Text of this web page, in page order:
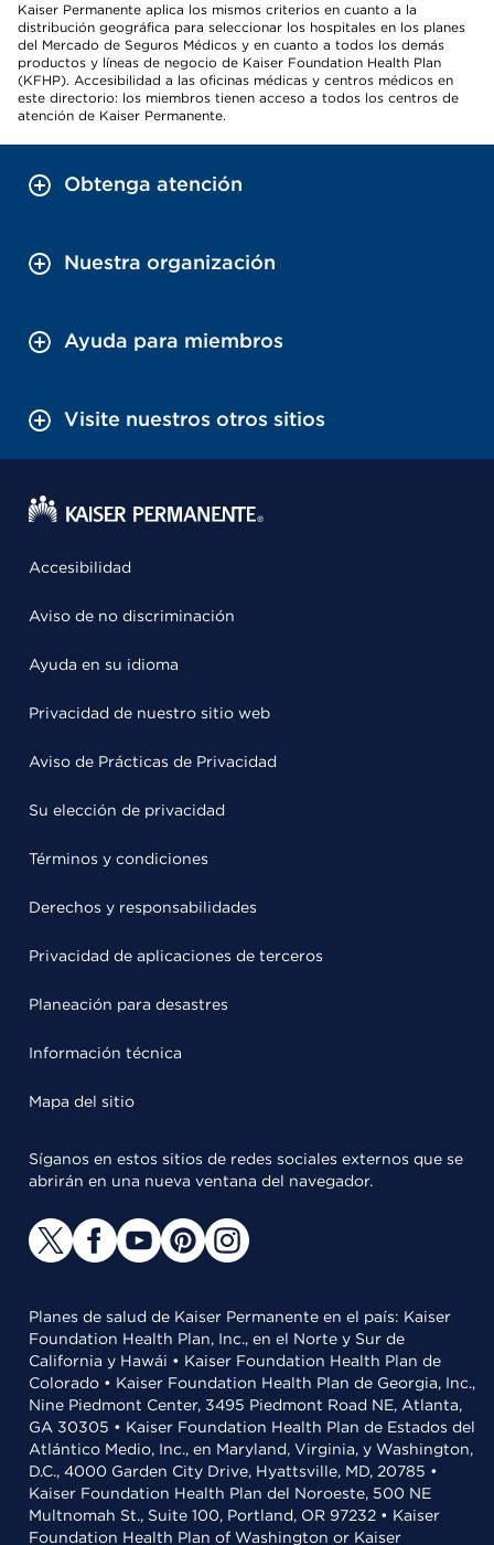
Kaiser Permanente aplica los mismos criterios en cuanto a la
distribución geográfica para seleccionar los hospitales en los planes
del Mercado de Seguros Médicos y en cuanto a todos los demás
productos y líneas de negocio de Kaiser Foundation Health Plan
(KFHP). Accesibilidad a las oficinas médicas y centros médicos en
este directorio: los miembros tienen acceso a todos los centros de
atención de Kaiser Permanente.
Obtenga atención
Nuestra organización
Ayuda para miembros
Visite nuestros otros sitios
Accesibilidad
Aviso de no discriminación
Ayuda en su idioma
Privacidad de nuestro sitio web
Aviso de Prácticas de Privacidad
Su elección de privacidad
Términos y condiciones
Derechos y responsabilidades
Privacidad de aplicaciones de terceros
Planeación para desastres
Información técnica
Mapa del sitio
Síganos en estos sitios de redes sociales externos que se
abrirán en una nueva ventana del navegador.
Planes de salud de Kaiser Permanente en el país: Kaiser
Foundation Health Plan, Inc., en el Norte y Sur de
California y Hawái • Kaiser Foundation Health Plan de
Colorado • Kaiser Foundation Health Plan de Georgia, Inc.,
Nine Piedmont Center, 3495 Piedmont Road NE, Atlanta,
GA 30305 • Kaiser Foundation Health Plan de Estados del
Atlántico Medio, Inc., en Maryland, Virginia, y Washington,
D.C., 4000 Garden City Drive, Hyattsville, MD, 20785 •
Kaiser Foundation Health Plan del Noroeste, 500 NE
Multnomah St., Suite 100, Portland, OR 97232 • Kaiser
Foundation Health Plan of Washington or Kaiser